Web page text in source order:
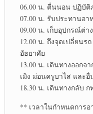
06.00 น. ตื่นนอน ปฏิบัติ​
07.00 น. รับประทาน​อ
09.00 น. เก็บอุปกรณ์​ต่า
12.00 น. ถึงจุดเปลี่ยน​ร
อัธยาศัย​
13.00 น. เดินทางออกจ
เมิง ม่อนครูบาไส และ
18.30 น. เดินทางกลับ
** เวลาในกำหนดการ